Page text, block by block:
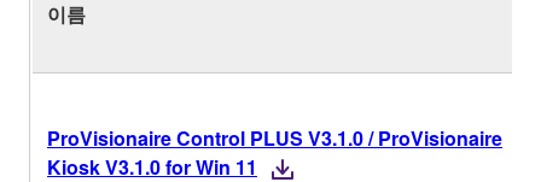
이름
ProVisionaire Control PLUS V3.1.0 / ProVisionaire
Kiosk V3.1.0 for Win 11